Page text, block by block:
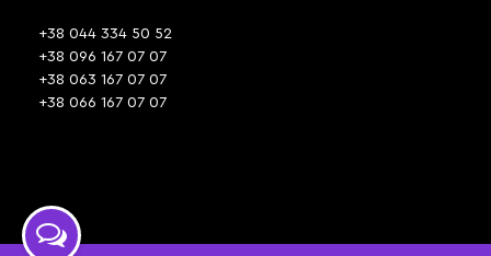
+38 044 334 50 52
+38 096 167 07 07
+38 063 167 07 07
+38 066 167 07 07